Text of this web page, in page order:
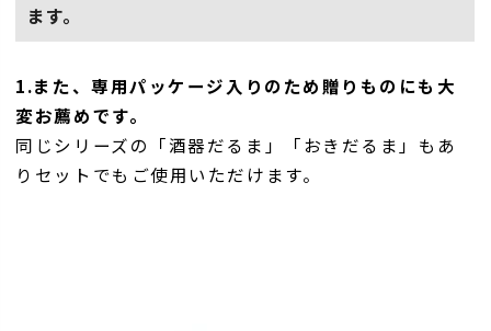
ます。
1.また、専用パッケージ入りのため贈りものにも大
変お薦めです。
同じシリーズの「酒器だるま」「おきだるま」もあ
りセットでもご使用いただけます。